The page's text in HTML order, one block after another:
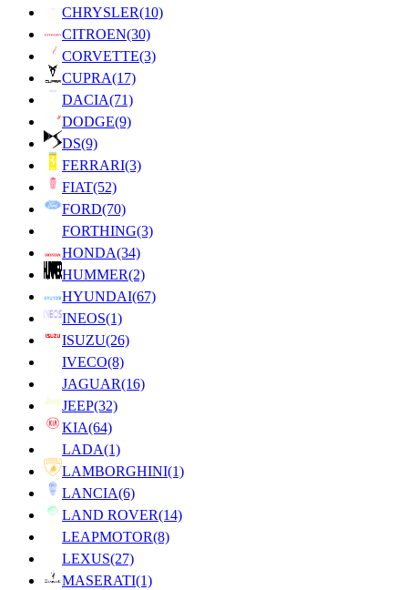
CHRYSLER(10)
CITROEN(30)
CORVETTE(3)
CUPRA(17)
DACIA(71)
DODGE(9)
DS(9)
FERRARI(3)
FIAT(52)
FORD(70)
FORTHING(3)
HONDA(34)
HUMMER(2)
HYUNDAI(67)
INEOS(1)
ISUZU(26)
IVECO(8)
JAGUAR(16)
JEEP(32)
KIA(64)
LADA(1)
LAMBORGHINI(1)
LANCIA(6)
LAND ROVER(14)
LEAPMOTOR(8)
LEXUS(27)
MASERATI(1)